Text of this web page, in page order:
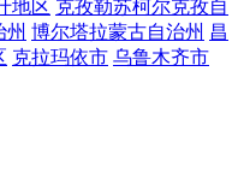
地区 克孜勒苏柯尔克孜自
州 博尔塔拉蒙古自治州 昌
克拉玛依市 乌鲁木齐市